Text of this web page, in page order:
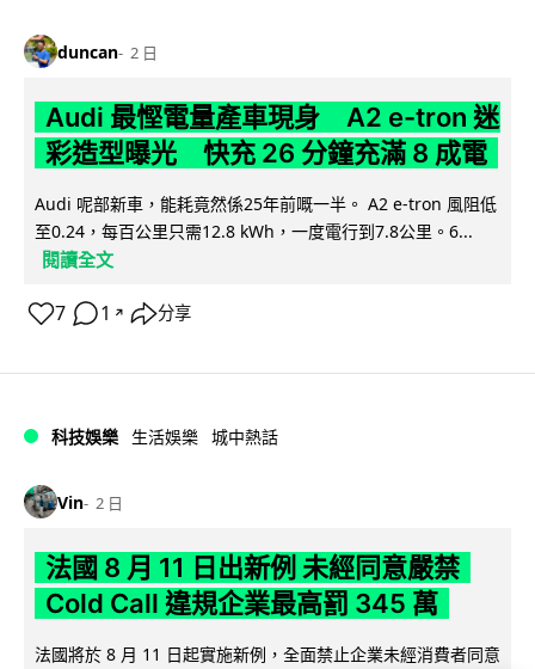
duncan 2 日
Audi 最慳電量產車現身 A2 e-tron 迷
彩造型曝光 快充 26 分鐘充滿 8 成電
Audi 呢部新車，能耗竟然係25年前嘅一半。 A2 e-tron 風阻低
至0.24，每百公里只需12.8 kWh，一度電行到7.8公里。6...
閱讀全文
7 1 ↗ 分享
科技娛樂 生活娛樂 城中熱話
Vin 2 日
法國 8 月 11 日出新例 未經同意嚴禁
Cold Call 違規企業最高罰 345 萬
法國將於 8 月 11 日起實施新例，全面禁止企業未經消費者同意